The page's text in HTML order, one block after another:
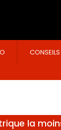
CONSEILS
la